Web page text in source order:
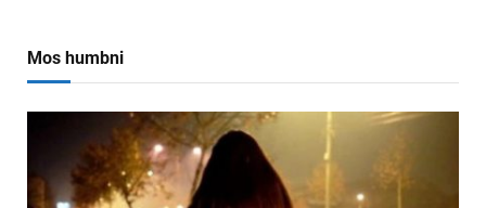
Mos humbni